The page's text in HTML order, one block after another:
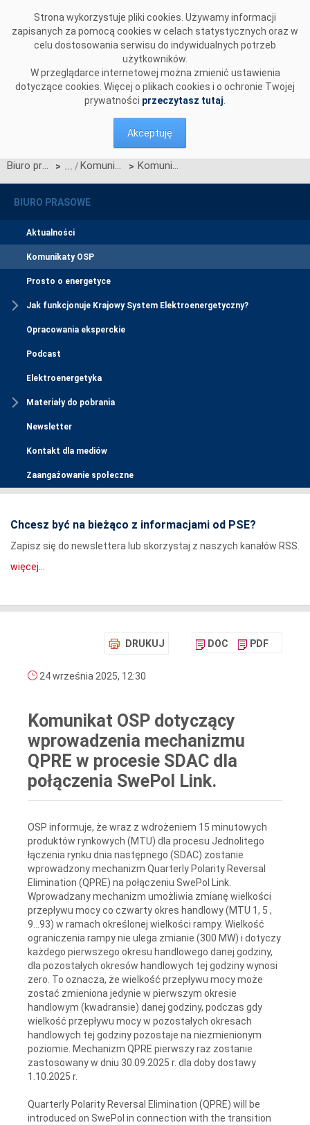
Strona wykorzystuje pliki cookies. Używamy informacji
zapisanych za pomocą cookies w celach statystycznych oraz w
celu dostosowania serwisu do indywidualnych potrzeb
użytkowników.
W przeglądarce internetowej można zmienić ustawienia
dotyczące cookies. Więcej o plikach cookies i o ochronie Twojej
prywatności przeczytasz tutaj
Akceptuję
Biuro prasowe > Komunikaty OSP > Komunikat OSP dotyczący wprowadzenia mechanizmu QPRE w procesie SDAC dla połączenia SwePol Link.
BIURO PRASOWE
Aktualności
Komunikaty OSP
Prosto o energetyce
Jak funkcjonuje Krajowy System Elektroenergetyczny?
Opracowania eksperckie
Podcast
Elektroenergetyka
Materiały do pobrania
Newsletter
Kontakt dla mediów
Zaangażowanie społeczne
Chcesz być na bieżąco z informacjami od PSE?
Zapisz się do newslettera lub skorzystaj z naszych kanałów RSS.
więcej...
DRUKUJ DOC PDF
24 września 2025, 12:30
Komunikat OSP dotyczący
wprowadzenia mechanizmu
QPRE w procesie SDAC dla
połączenia SwePol Link.
OSP informuje, że wraz z wdrożeniem 15 minutowych
produktów rynkowych (MTU) dla procesu Jednolitego
łączenia rynku dnia następnego (SDAC) zostanie
wprowadzony mechanizm Quarterly Polarity Reversal
Elimination (QPRE) na połączeniu SwePol Link.
Wprowadzany mechanizm umożliwia zmianę wielkości
przepływu mocy co czwarty okres handlowy (MTU 1, 5 ,
9…93) w ramach określonej wielkości rampy. Wielkość
ograniczenia rampy nie ulega zmianie (300 MW) i dotyczy
każdego pierwszego okresu handlowego danej godziny,
dla pozostałych okresów handlowych tej godziny wynosi
zero. To oznacza, że wielkość przepływu mocy może
zostać zmieniona jedynie w pierwszym okresie
handlowym (kwadransie) danej godziny, podczas gdy
wielkość przepływu mocy w pozostałych okresach
handlowych tej godziny pozostaje na niezmienionym
poziomie. Mechanizm QPRE pierwszy raz zostanie
zastosowany w dniu 30.09.2025 r. dla doby dostawy
1.10.2025 r.
Quarterly Polarity Reversal Elimination (QPRE) will be
introduced on SwePol in connection with the transition